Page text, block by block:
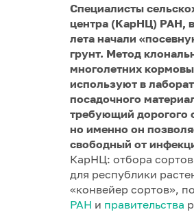
Специалисты
центра (КарНЦ) РАН,
лета начали
грунт. Метод
многолетних
используют в
посадочного
требующий дорогого
но именно он
свободный от
КарНЦ: отбора
для республики
«конвейер сортов»,
РАН и правительства